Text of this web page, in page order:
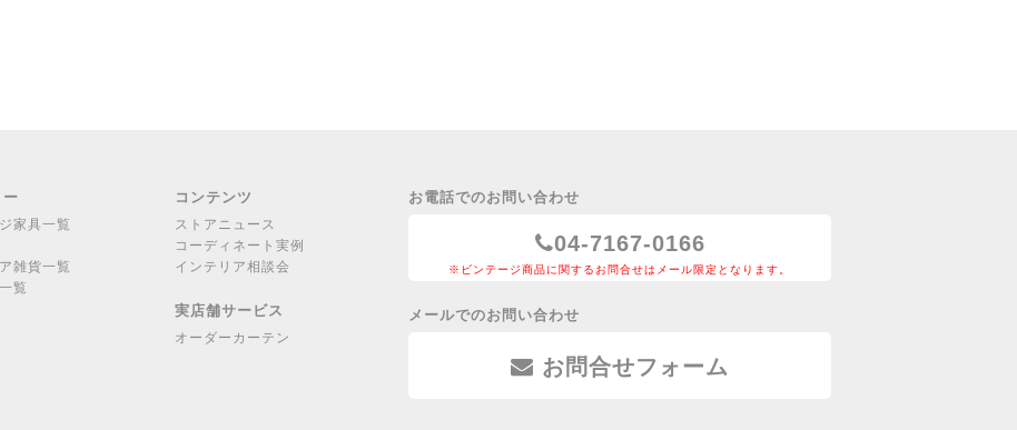
ー
家具一覧
雑貨一覧
覧
コンテンツ
ストアニュース
コーディネート実例
インテリア相談会
実店舗サービス
オーダーカーテン
お電話でのお問い合わせ
04-7167-0166
※ビンテージ商品に関するお問合せはメール限定となります。
メールでのお問い合わせ
お問合せフォーム